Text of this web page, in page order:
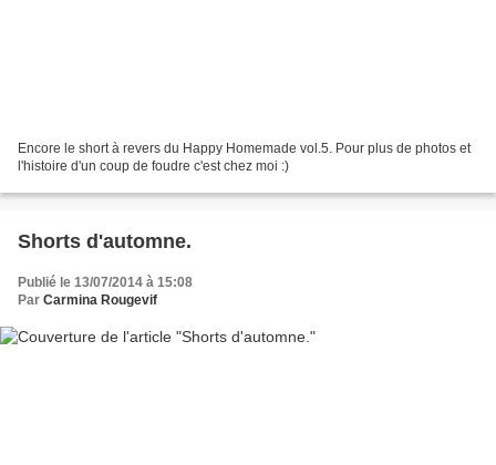
Encore le short à revers du Happy Homemade vol.5. Pour plus de photos et
l'histoire d'un coup de foudre c'est chez moi :)
Shorts d'automne.
Publié le 13/07/2014 à 15:08
Par Carmina Rougevif